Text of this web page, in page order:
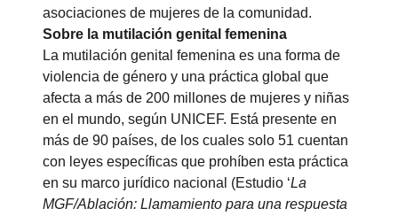
asociaciones de mujeres de la comunidad.
Sobre la mutilación genital femenina
La mutilación genital femenina es una forma de
violencia de género y una práctica global que
afecta a más de 200 millones de mujeres y niñas
en el mundo, según UNICEF. Está presente en
más de 90 países, de los cuales solo 51 cuentan
con leyes específicas que prohíben esta práctica
en su marco jurídico nacional (Estudio ‘La
MGF/Ablación: Llamamiento para una respuesta